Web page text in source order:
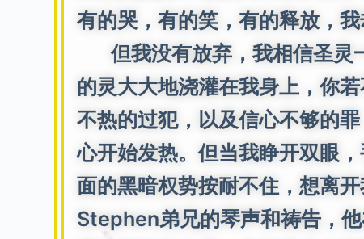
有的哭，有的笑，有的释放，我
但我没有放弃，我相信圣灵
的灵大大地浇灌在我身上，你
不热的过犯，以及信心不够的
心开始发热。但当我睁开双眼
面的黑暗权势按耐不住，想离
Stephen弟兄的琴声和祷告，